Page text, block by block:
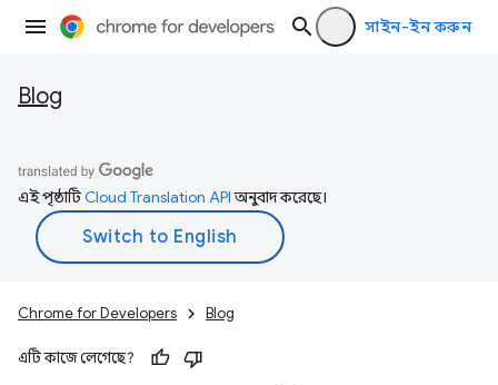
সাইন-ইন করুন
Blog
এই পৃষ্ঠাটিCloud Translation APIঅনুবাদ করেছে।
Chrome for Developers Blog
এটি কাজে লেগেছে?